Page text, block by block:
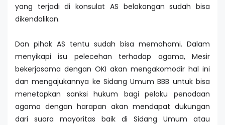
yang terjadi di konsulat AS belakangan sudah bisa
dikendalikan.
Dan pihak AS tentu sudah bisa memahami. Dalam
menyikapi isu pelecehan terhadap agama, Mesir
bekerjasama dengan OKI akan mengakomodir hal ini
dan mengajukannya ke Sidang Umum BBB untuk bisa
menetapkan sanksi hukum bagi pelaku penodaan
agama dengan harapan akan mendapat dukungan
dari suara mayoritas baik di Sidang Umum atau